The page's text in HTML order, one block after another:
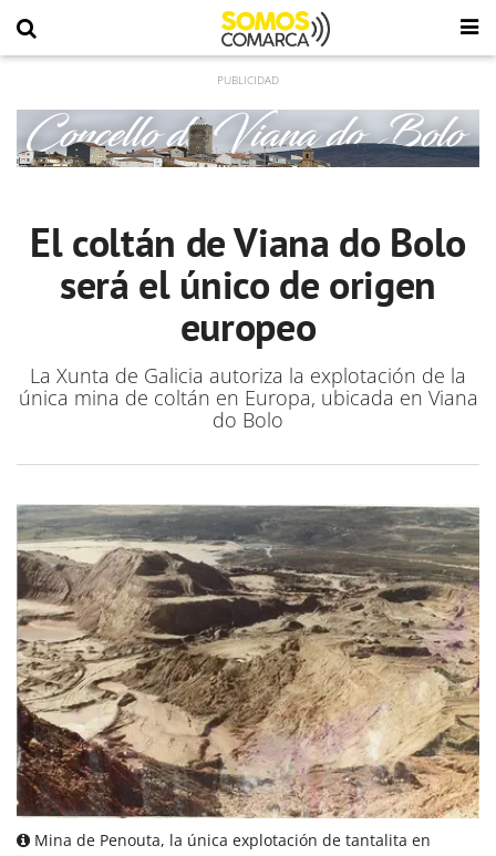
El coltán de Viana do Bolo
será el único de origen
europeo
La Xunta de Galicia autoriza la explotación de la
única mina de coltán en Europa, ubicada en Viana
do Bolo
Mina de Penouta, la única explotación de tantalita en